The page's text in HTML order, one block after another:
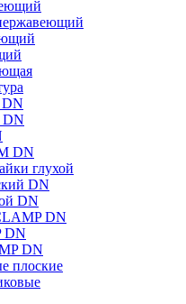
DN
DN
DN
глухой
DN
DN
DN
DN
DN
плоские